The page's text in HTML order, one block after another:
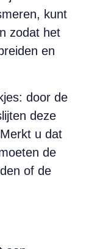
kunt
zodat het
en
door de
deze
u dat
de
of de